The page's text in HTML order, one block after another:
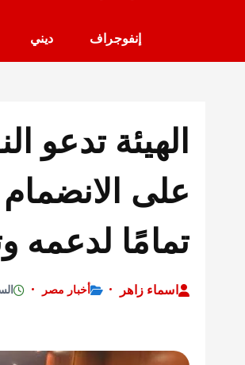
إنفوجراف ديني
الهيئة تدعو
على
تمامًا لدعمه
اسماء زاهر أخبار مصر السبت -